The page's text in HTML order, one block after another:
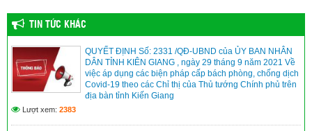
TIN TỨC KHÁC
QUYẾT ĐỊNH Số: 2331 /QĐ-UBND của ỦY BAN NHÂN
DÂN TỈNH KIÊN GIANG , ngày 29 tháng 9 năm 2021 Về
việc áp dụng các biện pháp cấp bách phòng, chống dịch
Covid-19 theo các Chỉ thị của Thủ tướng Chính phủ trên
địa bàn tỉnh Kiến Giang
Lượt xem: 2383